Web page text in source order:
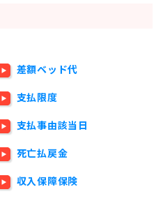
差額ベッド代
支払限度
支払事由該当日
死亡払戻金
収入保障保険